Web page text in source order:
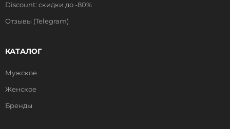
Discount: скидки до -80%
Отзывы (Telegram)
КАТАЛОГ
Мужское
Женское
Бренды